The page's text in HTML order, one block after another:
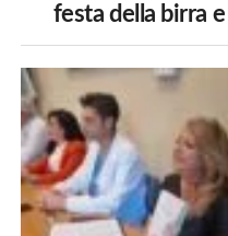
festa della birra